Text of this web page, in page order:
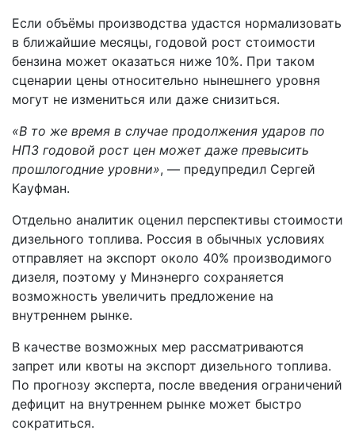
Если объёмы производства удастся нормализовать
в ближайшие месяцы, годовой рост стоимости
бензина может оказаться ниже 10%. При таком
сценарии цены относительно нынешнего уровня
могут не измениться или даже снизиться.
«В то же время в случае продолжения ударов по
НПЗ годовой рост цен может даже превысить
прошлогодние уровни», — предупредил Сергей
Кауфман.
Отдельно аналитик оценил перспективы стоимости
дизельного топлива. Россия в обычных условиях
отправляет на экспорт около 40% производимого
дизеля, поэтому у Минэнерго сохраняется
возможность увеличить предложение на
внутреннем рынке.
В качестве возможных мер рассматриваются
запрет или квоты на экспорт дизельного топлива.
По прогнозу эксперта, после введения ограничений
дефицит на внутреннем рынке может быстро
сократиться.